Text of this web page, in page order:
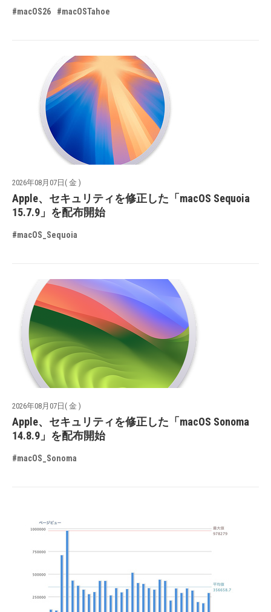
#macOS26 #macOSTahoe
2026年08月07日( 金 )
Apple、セキュリティを修正した「macOS Sequoia
15.7.9」を配布開始
#macOS_Sequoia
2026年08月07日( 金 )
Apple、セキュリティを修正した「macOS Sonoma
14.8.9」を配布開始
#macOS_Sonoma